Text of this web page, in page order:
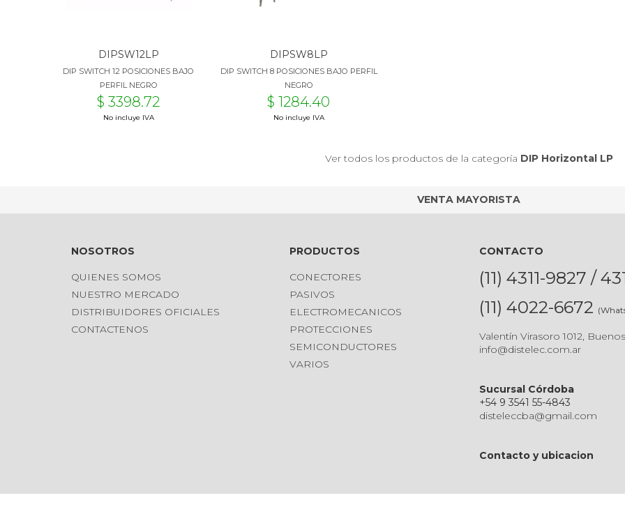
DIPSW12LP
DIP SWITCH 12 POSICIONES BAJO
PERFIL NEGRO
$ 3398.72
No incluye IVA
DIPSW8LP
DIP SWITCH 8 POSICIONES BAJO PERFIL
NEGRO
$ 1284.40
No incluye IVA
Ver todos los productos de la categoría DIP Horizontal LP
VENTA MAYORISTA
NOSOTROS
QUIENES SOMOS
NUESTRO MERCADO
DISTRIBUIDORES OFICIALES
CONTACTENOS
PRODUCTOS
CONECTORES
PASIVOS
ELECTROMECANICOS
PROTECCIONES
SEMICONDUCTORES
VARIOS
CONTACTO
(11) 4311-9827 /
(11) 4022-6672
Valentín Virasoro 1012,
info@distelec.com.ar
Sucursal Córdoba
+54 9 3541 55-4843
disteleccba@gmail.com
Contacto y ubicacion